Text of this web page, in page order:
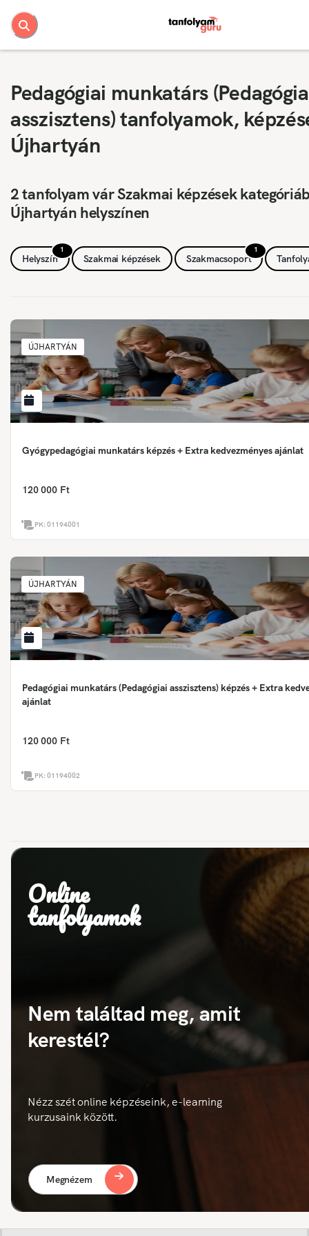
Pedagógiai munkatárs
asszisztens) tanfolyamok,
Újhartyán
2 tanfolyam vár Szakmai képzések
Újhartyán helyszínen
1
Helyszín Szakmai képzések
1
Szakmacsoport
ÚJHARTYÁN
Gyógypedagógiai munkatárs képzés + Extra kedvezményes ajánlat
120 000 Ft
PK:01194001
ÚJHARTYÁN
Pedagógiai munkatárs (Pedagógiai asszisztens) képzés + Extra
ajánlat
120 000 Ft
PK:01194002
Online
tanfolyamok
Nem találtad meg, amit
kerestél?
Nézz szét online képzéseink, e-learning
kurzusaink között.
Megnézem